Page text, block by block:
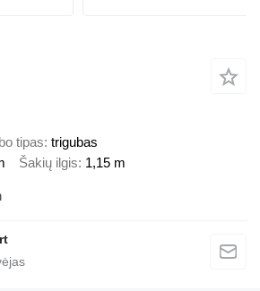
tipas trigubas
Šakių ilgis 1,15 m